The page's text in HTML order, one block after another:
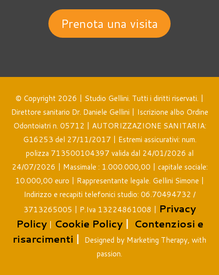
Prenota una visita
© Copyright 2026 | Studio Gellini. Tutti i diritti riservati. |
Direttore sanitario Dr. Daniele Gellini | Iscrizione albo Ordine
Odontoiatri n. 05712 | AUTORIZZAZIONE SANITARIA:
G16253 del 27/11/2017 | Estremi assicurativi: num.
polizza 713500104397 valida dal 24/01/2026 al
24/07/2026 | Massimale : 1.000.000,00 | capitale sociale:
10.000,00 euro | Rappresentante legale. Gellini Simone |
Indirizzo e recapiti telefonici studio: 06.70494732 /
3713265005 | P.Iva 13224861008 |
Privacy
Policy| Cookie Policy| Contenziosi e
risarcimenti |
Designed by Marketing Therapy, with
passion.
